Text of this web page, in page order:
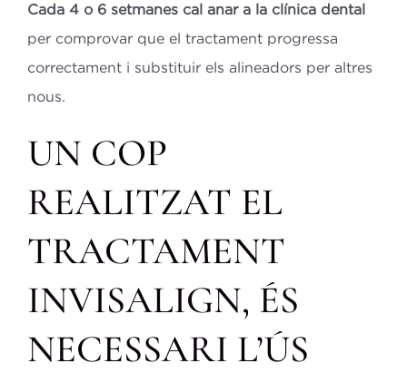
Cada 4 o 6 setmanes cal anar a la clínica dental
per comprovar que el tractament progressa
correctament i substituir els alineadors per altres
nous.
UN COP
REALITZAT EL
TRACTAMENT
INVISALIGN, ÉS
NECESSARI L’ÚS